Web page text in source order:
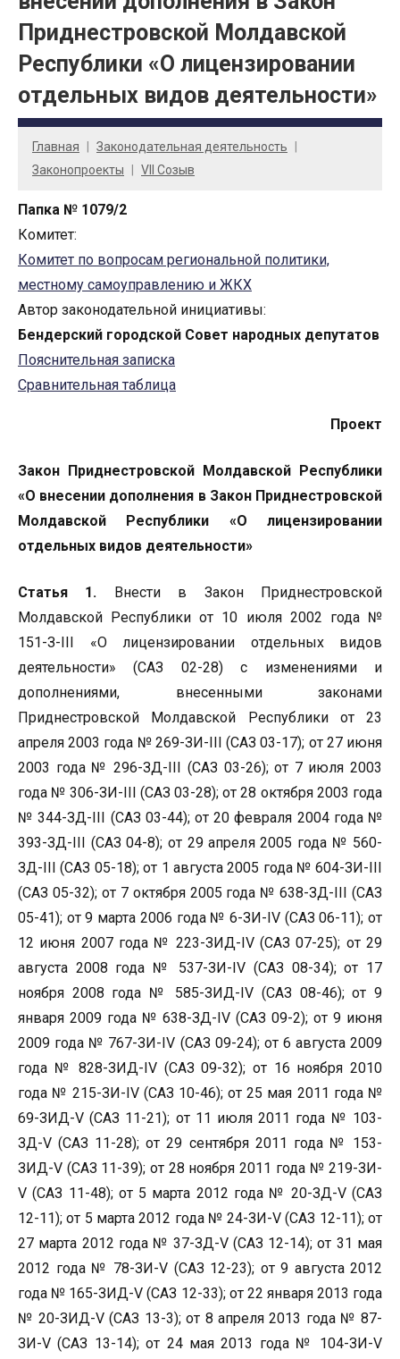
Приднестровской Молдавской
Республики «О лицензировании
отдельных видов деятельности»
Главная
Законодательная деятельность
Законопроекты
VII Созыв
Папка № 1079/2
Комитет:
Комитет по вопросам региональной политики,
местному самоуправлению и ЖКХ
Автор законодательной инициативы:
Бендерский городской Совет народных депутатов
Пояснительная записка
Сравнительная таблица
Проект
Закон Приднестровской Молдавской Республики
«О внесении дополнения в Закон Приднестровской
Молдавской Республики «О лицензировании
отдельных видов деятельности»
Статья 1. Внести в Закон Приднестровской
Молдавской Республики от 10 июля 2002 года №
151-З-III «О лицензировании отдельных видов
деятельности» (САЗ 02-28) с изменениями и
дополнениями, внесенными законами
Приднестровской Молдавской Республики от 23
апреля 2003 года № 269-ЗИ-III (САЗ 03-17); от 27 июня
2003 года № 296-ЗД-III (САЗ 03-26); от 7 июля 2003
года № 306-ЗИ-III (САЗ 03-28); от 28 октября 2003 года
№ 344-ЗД-III (САЗ 03-44); от 20 февраля 2004 года №
393-ЗД-III (САЗ 04-8); от 29 апреля 2005 года № 560-
ЗД-III (САЗ 05-18); от 1 августа 2005 года № 604-ЗИ-III
(САЗ 05-32); от 7 октября 2005 года № 638-ЗД-III (САЗ
05-41); от 9 марта 2006 года № 6-ЗИ-IV (САЗ 06-11); от
12 июня 2007 года № 223-ЗИД-IV (САЗ 07-25); от 29
августа 2008 года № 537-ЗИ-IV (САЗ 08-34); от 17
ноября 2008 года № 585-ЗИД-IV (САЗ 08-46); от 9
января 2009 года № 638-ЗД-IV (САЗ 09-2); от 9 июня
2009 года № 767-ЗИ-IV (САЗ 09-24); от 6 августа 2009
года № 828-ЗИД-IV (САЗ 09-32); от 16 ноября 2010
года № 215-ЗИ-IV (САЗ 10-46); от 25 мая 2011 года №
69-ЗИД-V (САЗ 11-21); от 11 июля 2011 года № 103-
ЗД-V (САЗ 11-28); от 29 сентября 2011 года № 153-
ЗИД-V (САЗ 11-39); от 28 ноября 2011 года № 219-ЗИ-
V (САЗ 11-48); от 5 марта 2012 года № 20-ЗД-V (САЗ
12-11); от 5 марта 2012 года № 24-ЗИ-V (САЗ 12-11); от
27 марта 2012 года № 37-ЗД-V (CАЗ 12-14); от 31 мая
2012 года № 78-ЗИ-V (САЗ 12-23); от 9 августа 2012
года № 165-ЗИД-V (САЗ 12-33); от 22 января 2013 года
№ 20-ЗИД-V (САЗ 13-3); от 8 апреля 2013 года № 87-
ЗИ-V (САЗ 13-14); от 24 мая 2013 года № 104-ЗИ-V